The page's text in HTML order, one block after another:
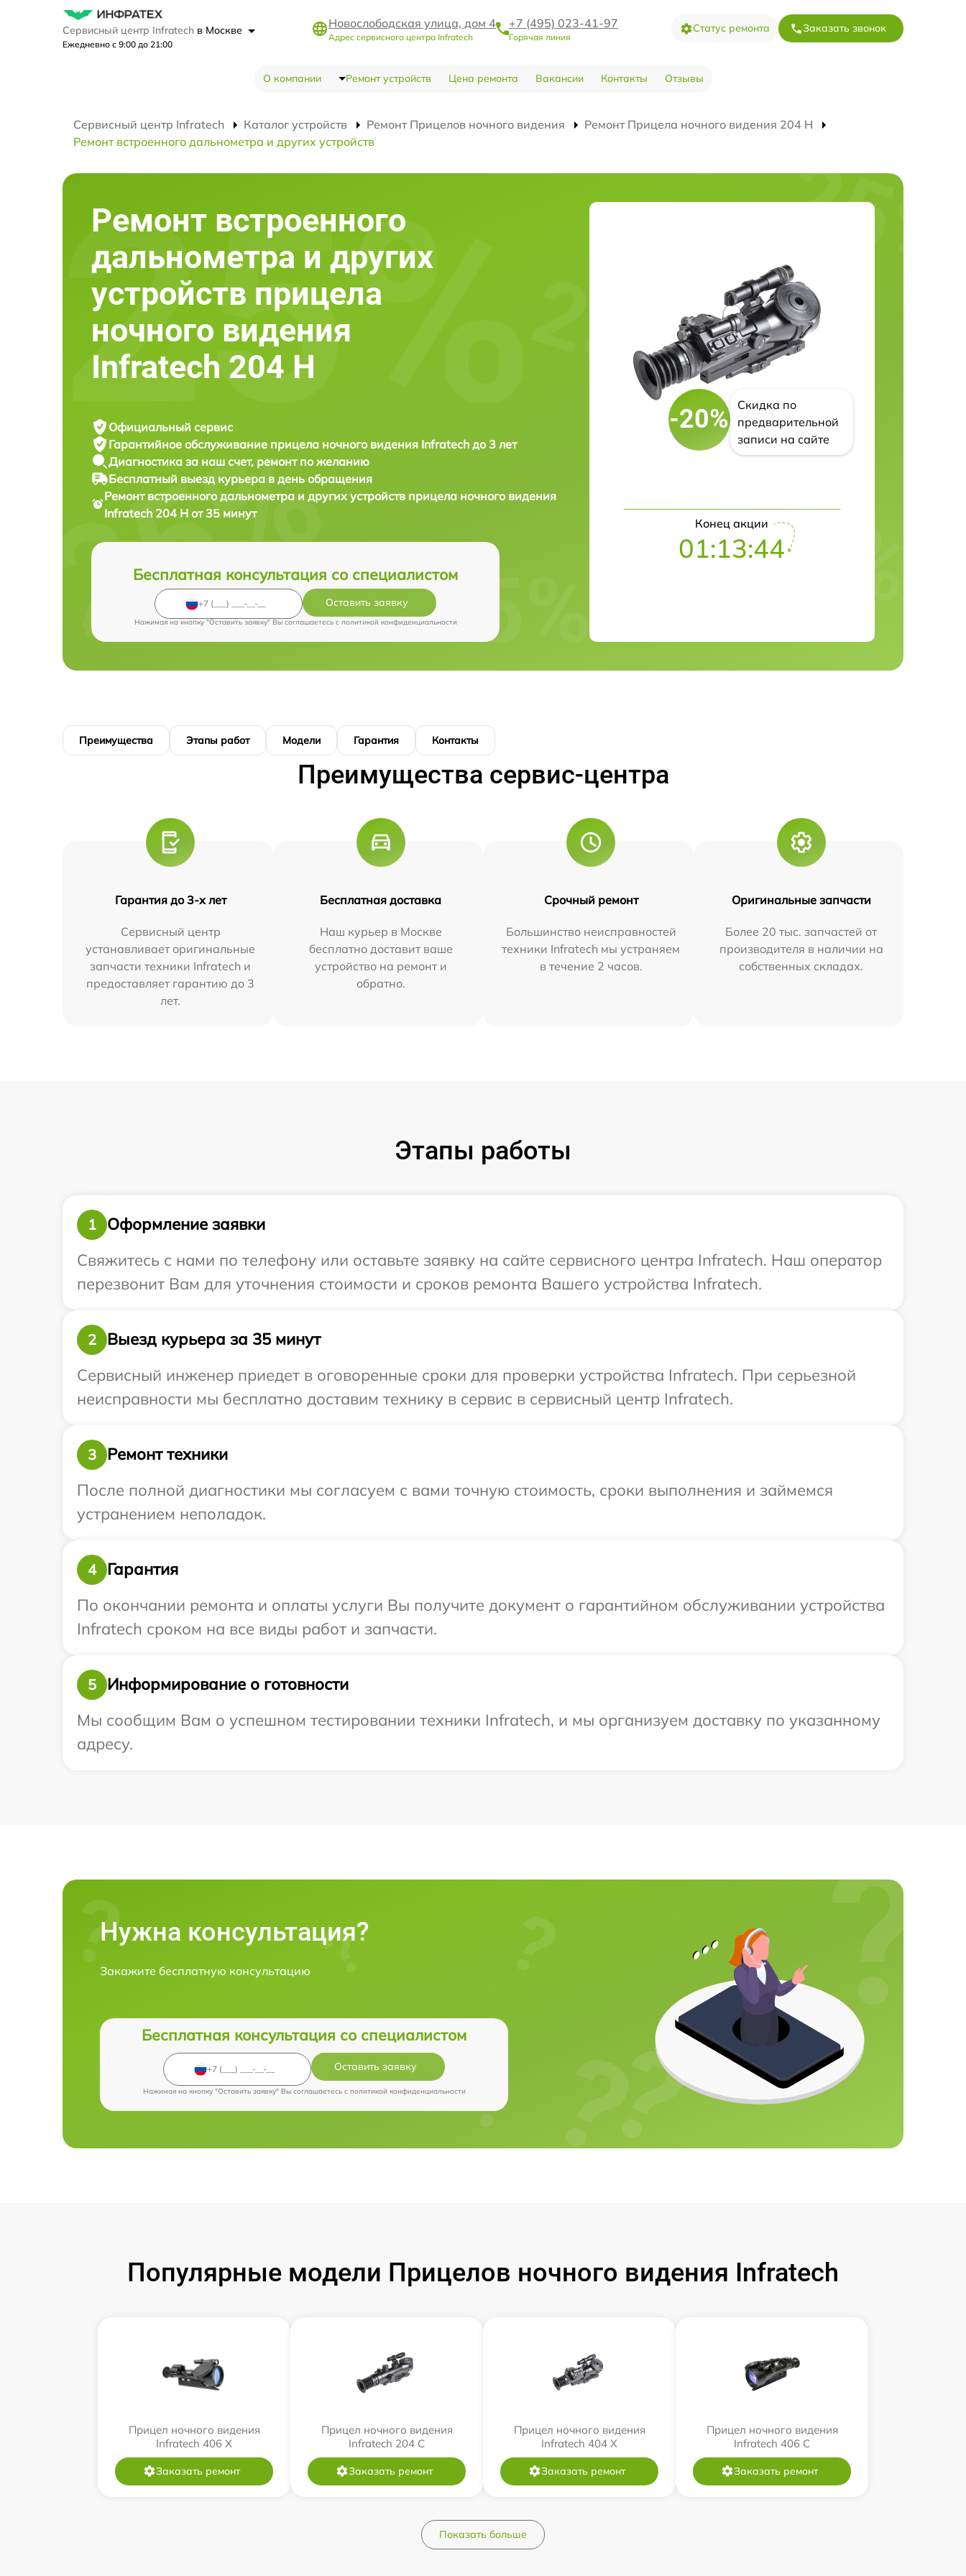
Сервисный центр Infratech в Москве
Ежедневно с 9:00 до 21:00
Новослободская улица, дом 4
Адрес сервисного центра Infratech
+7 (495) 023-41-97
Горячая линия
Статус ремонта Заказать звонок
О компании Ремонт устройств Цена ремонта Вакансии Контакты Отзывы
Сервисный центр Infratech Каталог устройств Ремонт Прицелов ночного видения
Ремонт Прицела ночного видения 204 Н
Ремонт встроенного дальнометра и других устройств
Ремонт встроенного
дальнометра и других
устройств прицела
ночного видения
Infratech 204 Н
Официальный сервис
Гарантийное обслуживание прицела ночного видения Infratech до 3 лет
Диагностика за наш счет, ремонт по желанию
Бесплатный выезд курьера в день обращения
Ремонт встроенного дальнометра и других устройств прицела ночного видения
Infratech 204 Н от 35 минут
Бесплатная консультация со специалистом
Оставить заявку
Нажимая на кнопку "Оставить заявку" Вы соглашаетесь c политикой конфиденциальности
-20%
Скидка по
предварительной
записи на сайте
Конец акции
01:13:43
Преимущества Этапы работ Модели Гарантия Контакты
Преимущества сервис-центра
Гарантия до 3-х лет
Сервисный центр
устанавливает оригинальные
запчасти техники Infratech и
предоставляет гарантию до 3
лет.
Бесплатная доставка
Наш курьер в Москве
бесплатно доставит ваше
устройство на ремонт и
обратно.
Срочный ремонт
Большинство неисправностей
техники Infratech мы устраняем
в течение 2 часов.
Оригинальные запчасти
Более 20 тыс. запчастей от
производителя в наличии на
собственных складах.
Этапы работы
1
Оформление заявки
Свяжитесь с нами по телефону или оставьте заявку на сайте сервисного центра Infratech. Наш оператор
перезвонит Вам для уточнения стоимости и сроков ремонта Вашего устройства Infratech.
2
Выезд курьера за 35 минут
Сервисный инженер приедет в оговоренные сроки для проверки устройства Infratech. При серьезной
неисправности мы бесплатно доставим технику в сервис в сервисный центр Infratech.
3
Ремонт техники
После полной диагностики мы согласуем с вами точную стоимость, сроки выполнения и займемся
устранением неполадок.
4
Гарантия
По окончании ремонта и оплаты услуги Вы получите документ о гарантийном обслуживании устройства
Infratech сроком на все виды работ и запчасти.
5
Информирование о готовности
Мы сообщим Вам о успешном тестировании техники Infratech, и мы организуем доставку по указанному
адресу.
Нужна консультация?
Закажите бесплатную консультацию
Бесплатная консультация со специалистом
Оставить заявку
Нажимая на кнопку "Оставить заявку" Вы соглашаетесь c политикой конфиденциальности
Популярные модели Прицелов ночного видения Infratech
Прицел ночного видения
Infratech 406 Х
Заказать ремонт
Прицел ночного видения
Infratech 204 С
Заказать ремонт
Прицел ночного видения
Infratech 404 Х
Заказать ремонт
Прицел ночного видения
Infratech 406 С
Заказать ремонт
Показать больше